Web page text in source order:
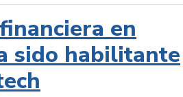
en
sido habilitante